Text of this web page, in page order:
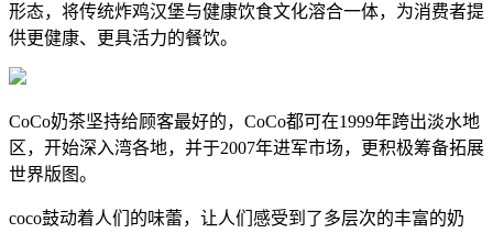
形态，将传统炸鸡汉堡与健康饮食文化溶合一体，为消费者提
供更健康、更具活力的餐饮。
CoCo奶茶坚持给顾客最好的，CoCo都可在1999年跨出淡水地
区，开始深入湾各地，并于2007年进军市场，更积极筹备拓展
世界版图。
coco鼓动着人们的味蕾，让人们感受到了多层次的丰富的奶